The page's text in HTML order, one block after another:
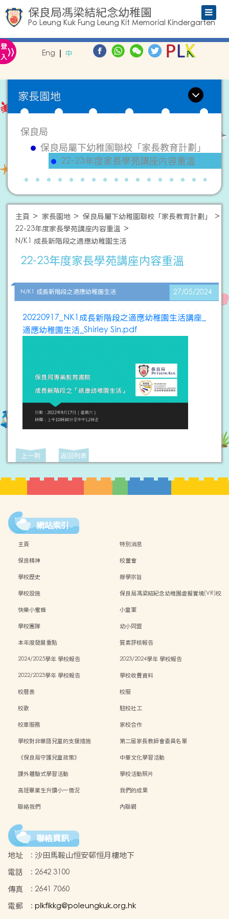
保良局馮梁結紀念幼稚園
Po Leung Kuk Fung Leung Kit Memorial Kindergarten
登
入» Eng 中
家長園地
保良局
保良局屬下幼稚園聯校「家長教育計劃」
22-23年度家長學苑講座内容重溫
主頁 家長園地
保良局屬下幼稚園聯校「家長教育計劃」
22-23年度家長學苑講座内容重溫
N/K1 成長新階段之適應幼稚園生活
22-23年度家長學苑講座内容重溫
N/K1 成長新階段之適應幼稚園生活 27/05/2024
20220917_NK1成長新階段之適應幼稚園生活講座_
適應幼稚園生活_Shirley Sin.pdf
上一則 返回列表
網站索引
主頁
特別消息
保良精神
校董會
學校歷史
辦學宗旨
學校設施
保良局馮梁結紀念幼稚園虛擬實境(VR)校
快樂小蜜蜂
小童軍
學校團隊
幼小同盟
本年度發展重點
質素評核報告
2024/2025學年 學校報告
2023/2024學年 學校報告
2022/2023學年 學校報告
學校收費資料
校曆表
校服
校歌
駐校社工
校車服務
家校合作
學校對非華語兒童的支援措施
第二屆家長教師會委員名單
《保良局守護兒童政策》
中華文化學習活動
課外體驗式學習活動
學校活動照片
高班畢業生升讀小一情況
我們的成果
聯絡我們
內聯網
聯絡資訊
地址 : 沙田馬鞍山恒安邨恒月樓地下
電話
: 2642 3100
傳真
: 2641 7060
電郵
: plkflkkg@poleungkuk.org.hk